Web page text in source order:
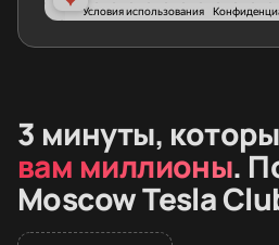
3 минуты,
вам миллионы.
Moscow Tesla